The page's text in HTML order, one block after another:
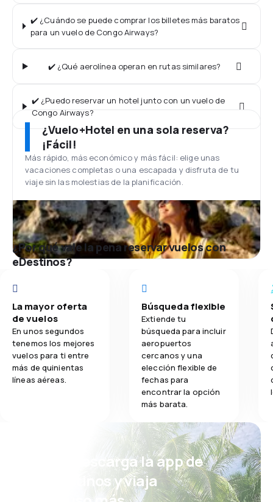
✔️ ¿Cuándo se puede comprar los billetes más baratos
para un vuelo de Congo Airways?
✔️ ¿Qué aerolínea operan en rutas similares?
✔️ ¿Puedo reservar un hotel junto con un vuelo de
Congo Airways?
¿Vuelo+Hotel en una sola reserva?
¡Fácil!
Más rápido, más económico y más fácil: elige unas
vacaciones completas o una escapada y disfruta de tu
viaje sin las molestias de la planificación.
¿Por qué vale la pena reservar vuelos con
eDestinos?
La mayor oferta
de vuelos
En unos segundos
tenemos los mejores
vuelos para ti entre
más de quinientas
líneas aéreas.
Búsqueda flexible
Extiende tu
búsqueda para incluir
aeropuertos
cercanos y una
elección flexible de
fechas para
encontrar la opción
más barata.
¡Eh! Descarga la app de
eDestinos y viaja